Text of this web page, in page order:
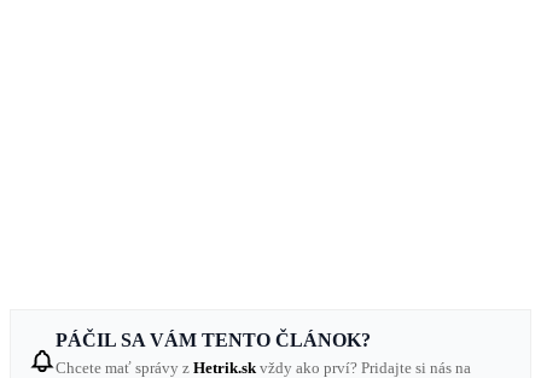
PÁČIL SA VÁM TENTO ČLÁNOK?
Chcete mať správy z Hetrik.sk vždy ako prví? Pridajte si nás na